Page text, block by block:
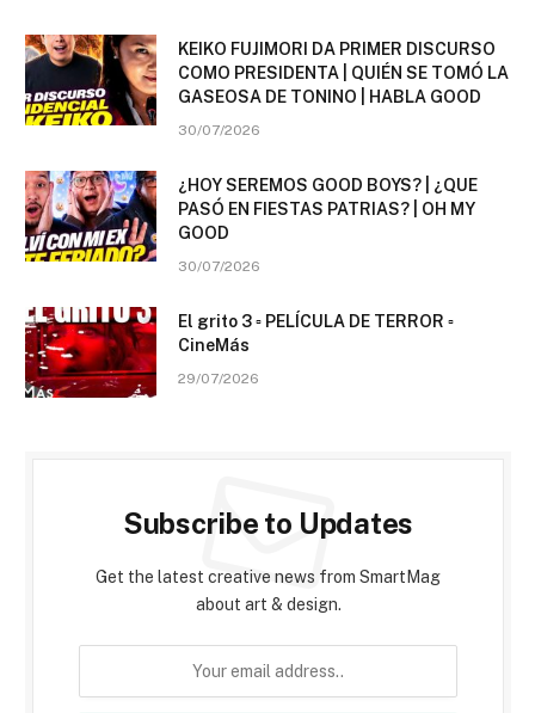
KEIKO FUJIMORI DA PRIMER DISCURSO
COMO PRESIDENTA | QUIÉN SE TOMÓ LA
GASEOSA DE TONINO | HABLA GOOD
30/07/2026
¿HOY SEREMOS GOOD BOYS? | ¿QUE
PASÓ EN FIESTAS PATRIAS? | OH MY
GOOD
30/07/2026
El grito 3 ▫️ PELÍCULA DE TERROR ▫️
CineMás
29/07/2026
Subscribe to Updates
Get the latest creative news from SmartMag
about art & design.